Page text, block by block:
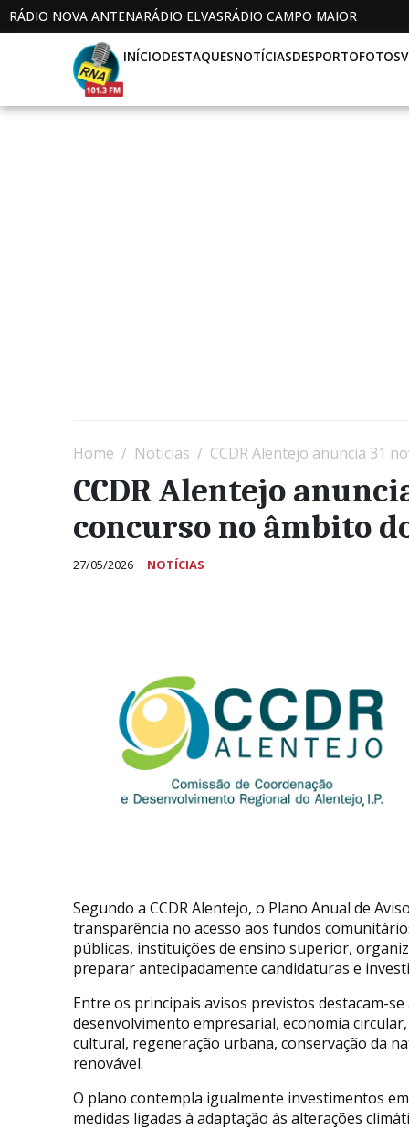
RÁDIO NOVA ANTENARÁDIO ELVASRÁDIO CAMPO MAIOR
INÍCIODESTAQUESNOTÍCIASDESPORTOFOTOS
Home Notícias CCDR Alentejo anuncia 31
CCDR Alentejo
concurso no âmbito
27/05/2026 NOTÍCIAS
Segundo a CCDR Alentejo, o Plano Anual de
transparência no acesso aos fundos
públicas, instituições de ensino superior,
preparar antecipadamente candidaturas e
Entre os principais avisos previstos destacam-
desenvolvimento empresarial, economia
cultural, regeneração urbana, conservação da
renovável.
O plano contempla igualmente investimentos
medidas ligadas à adaptação às alterações